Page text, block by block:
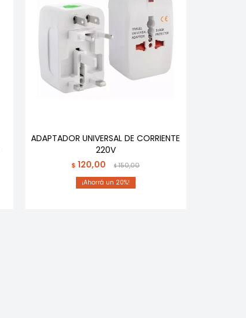
ADAPTADOR UNIVERSAL DE CORRIENTE
220V
$ 120,00 $150,00
20